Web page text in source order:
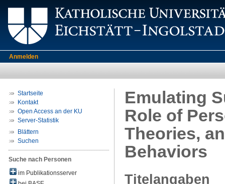
Anmelden
Startseite
Kontakt
Open Access an der KU
Server-Statistik
Blättern
Suchen
Suche nach Personen
im Publikationsserver
Emulating
Role of
Theories,
Behaviors
Titelangaben